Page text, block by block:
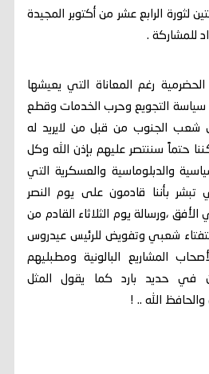
لثورة الرابع عشر من أكتوبر المجيدة
للمشاركة .
رغم المعاناة التي يعيشها
سياسة التجويع وحرب الخدمات وقطع
شعب الجنوب من قبل من لايريد له
حتماً سننتصر عليهم بإذن الله وكل
والدبلوماسية والعسكرية التي
تبشر بأننا قادمون على يوم النصر
،ورسالة يوم الثلاثاء القادم من
شعبي وتفويض للرئيس عيدروس
المشاريع البالونية ومطبليهم
في حديد بارد كما يقول المثل
الله .. !